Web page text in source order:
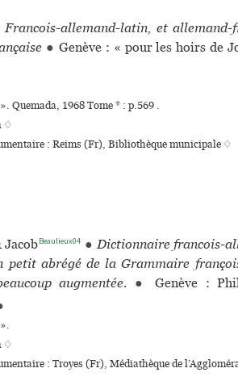
allemand-latin, et
● Genève : « pour les hoirs de
Quemada, 1968 Tome * : p.569 .
♢
: Reims (Fr), Bibliothèque muni­ci­pale ♢
JacobBeaulieux04 ● Dictionnaire francois-
petit abrégé de la Grammaire
augmentée. ● Genève :
♢
: Troyes (Fr), Médiathèque de